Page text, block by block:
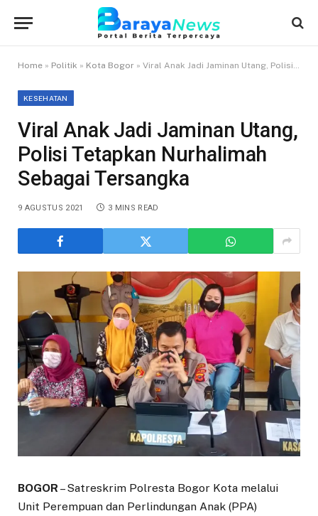
Home » Politik » Kota Bogor » Viral Anak Jadi Jaminan Utang, Polisi Tetapkan Nurhalimah Sebagai Tersangka
KESEHATAN
Viral Anak Jadi Jaminan Utang,
Polisi Tetapkan Nurhalimah
Sebagai Tersangka
9 AGUSTUS 2021 3 MINS READ
BOGOR – Satreskrim Polresta Bogor Kota melalui
Unit Perempuan dan Perlindungan Anak (PPA)